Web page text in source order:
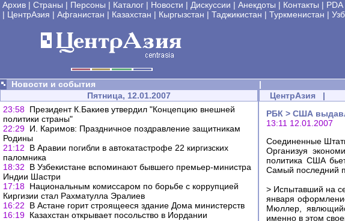
Архив | Страны | Персоны | Каталог | Новости | Дискуссии | Анекдоты | Контакты | PDA
| ЦентрАзия | Афганистан | Казахстан | Кыргызстан | Таджикистан | Туркменистан |
Новости и события
|
Пятница, 12.01.2007
23:58 Президент К.Бакиев утвердил "Концепцию внешней
политики страны"
22:29 И. Каримов: Праздничное поздравление защитникам
Родины
21:12
В Аравии погибли в автокатастрофе 22 киргизских
паломника
18:32
В Узбекистане вспоминают бывшего премьер-министра
Индии Шастри
17:18 Национальным комиссаром по борьбе с коррупцией
Киргизии стал Рахматулла Эралиев
16:22
В Астане горит строящееся здание Дома министерств
16:19 Казахстан открывает посольство в Иордании
ЦентрАзия |
РБК > США
13:11 12.01.2007
Соединенные
Организуя
политика США
Самый последний
> Испытавший на
января
Мюллер,
именно в этом